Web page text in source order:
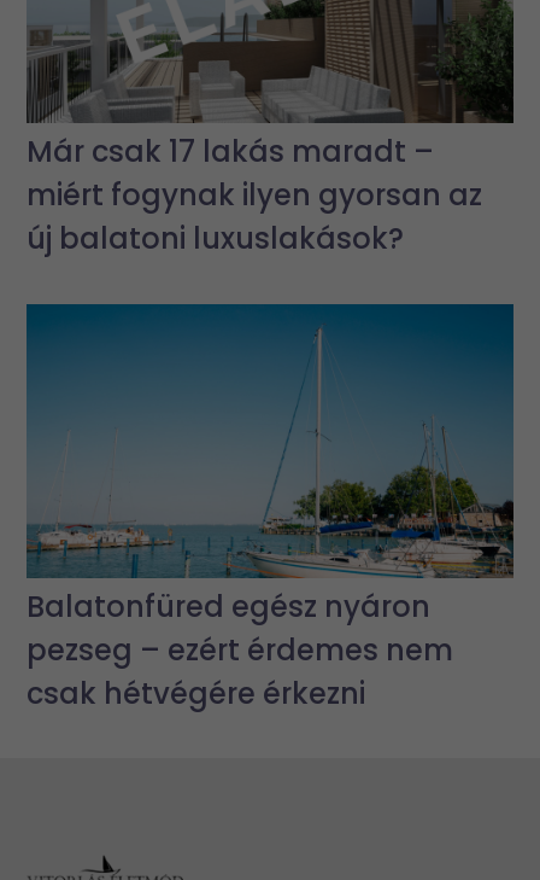
Már csak 17 lakás maradt –
miért fogynak ilyen gyorsan az
új balatoni luxuslakások?
Balatonfüred egész nyáron
pezseg – ezért érdemes nem
csak hétvégére érkezni